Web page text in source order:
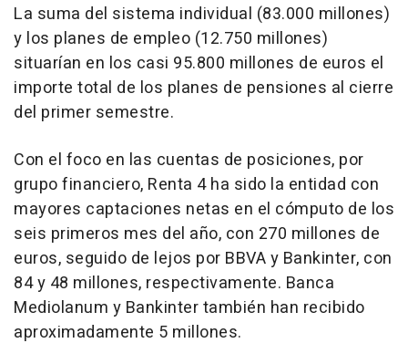
La suma del sistema individual (83.000 millones)
y los planes de empleo (12.750 millones)
situarían en los casi 95.800 millones de euros el
importe total de los planes de pensiones al cierre
del primer semestre.
Con el foco en las cuentas de posiciones, por
grupo financiero, Renta 4 ha sido la entidad con
mayores captaciones netas en el cómputo de los
seis primeros mes del año, con 270 millones de
euros, seguido de lejos por BBVA y Bankinter, con
84 y 48 millones, respectivamente. Banca
Mediolanum y Bankinter también han recibido
aproximadamente 5 millones.